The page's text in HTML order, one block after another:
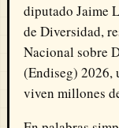
diputado Jaime
de Diversidad,
Nacional sobre
(Endiseg) 2026,
viven millones